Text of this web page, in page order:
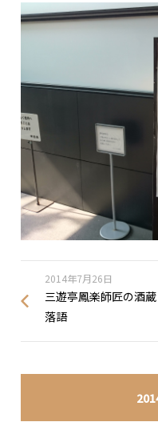
2014年7月26日
三遊亭鳳楽師匠の酒蔵
落語